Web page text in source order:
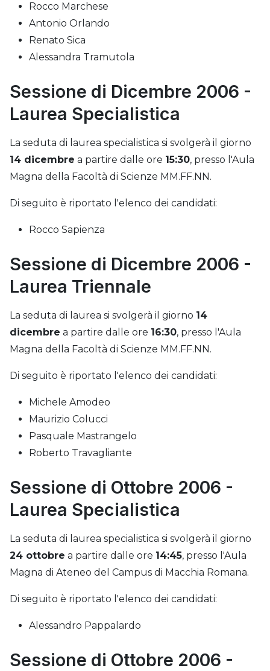
Rocco Marchese
Antonio Orlando
Renato Sica
Alessandra Tramutola
Sessione di Dicembre 2006 -
Laurea Specialistica
La seduta di laurea specialistica si svolgerà il giorno
14 dicembre a partire dalle ore 15:30, presso l'Aula
Magna della Facoltà di Scienze MM.FF.NN.
Di seguito è riportato l'elenco dei candidati:
Rocco Sapienza
Sessione di Dicembre 2006 -
Laurea Triennale
La seduta di laurea si svolgerà il giorno 14
dicembre a partire dalle ore 16:30, presso l'Aula
Magna della Facoltà di Scienze MM.FF.NN.
Di seguito è riportato l'elenco dei candidati:
Michele Amodeo
Maurizio Colucci
Pasquale Mastrangelo
Roberto Travagliante
Sessione di Ottobre 2006 -
Laurea Specialistica
La seduta di laurea specialistica si svolgerà il giorno
24 ottobre a partire dalle ore 14:45, presso l'Aula
Magna di Ateneo del Campus di Macchia Romana.
Di seguito è riportato l'elenco dei candidati:
Alessandro Pappalardo
Sessione di Ottobre 2006 -